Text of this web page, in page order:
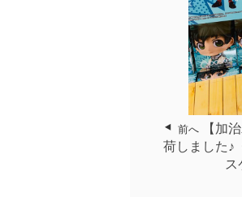
前へ
【加
荷しました♪
ス